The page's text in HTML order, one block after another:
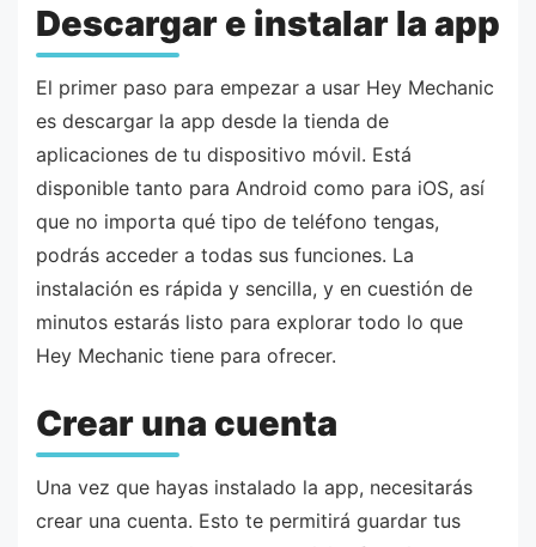
Descargar e instalar la app
El primer paso para empezar a usar Hey Mechanic
es descargar la app desde la tienda de
aplicaciones de tu dispositivo móvil. Está
disponible tanto para Android como para iOS, así
que no importa qué tipo de teléfono tengas,
podrás acceder a todas sus funciones. La
instalación es rápida y sencilla, y en cuestión de
minutos estarás listo para explorar todo lo que
Hey Mechanic tiene para ofrecer.
Crear una cuenta
Una vez que hayas instalado la app, necesitarás
crear una cuenta. Esto te permitirá guardar tus